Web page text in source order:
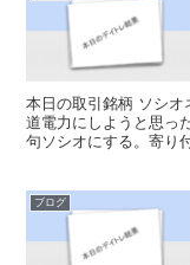
本日の取引銘柄 ソシオ
道電力にしようと思っ
句ソシオにする。寄り
ブログ